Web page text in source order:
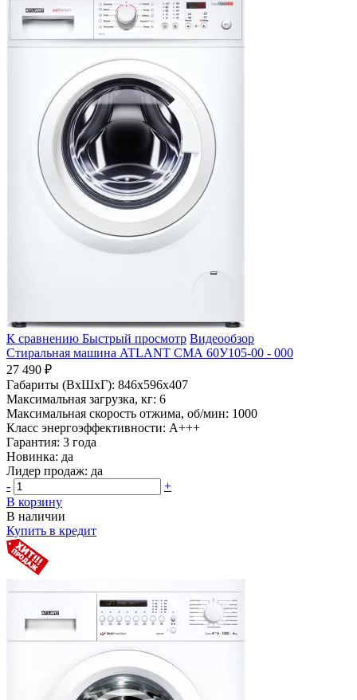
К сравнению Быстрый просмотр Видеообзор
Стиральная машина ATLANT СМА 60У105-00 - 000
27 490 ₽
Габариты (ВхШхГ): 846x596x407
Максимальная загрузка, кг: 6
Максимальная скорость отжима, об/мин: 1000
Класс энергоэффективности: A+++
Гарантия: 3 года
Новинка: да
Лидер продаж: да
-
+
В корзину
В наличии
Купить в кредит